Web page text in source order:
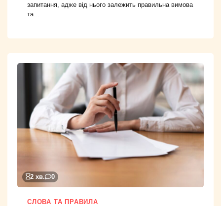
запитання, адже від нього залежить правильна вимова
та…
2 хв. 0
СЛОВА ТА ПРАВИЛА